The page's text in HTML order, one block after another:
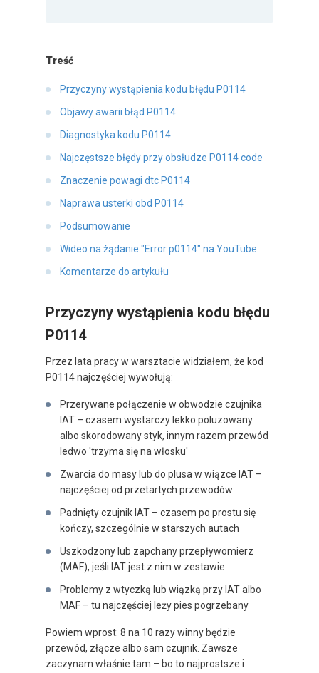
Treść
Przyczyny wystąpienia kodu błędu P0114
Objawy awarii błąd P0114
Diagnostyka kodu P0114
Najczęstsze błędy przy obsłudze P0114 code
Znaczenie powagi dtc P0114
Naprawa usterki obd P0114
Podsumowanie
Wideo na żądanie "Error p0114" na YouTube
Komentarze do artykułu
Przyczyny wystąpienia kodu błędu
P0114
Przez lata pracy w warsztacie widziałem, że kod
P0114 najczęściej wywołują:
Przerywane połączenie w obwodzie czujnika
IAT – czasem wystarczy lekko poluzowany
albo skorodowany styk, innym razem przewód
ledwo 'trzyma się na włosku'
Zwarcia do masy lub do plusa w wiązce IAT –
najczęściej od przetartych przewodów
Padnięty czujnik IAT – czasem po prostu się
kończy, szczególnie w starszych autach
Uszkodzony lub zapchany przepływomierz
(MAF), jeśli IAT jest z nim w zestawie
Problemy z wtyczką lub wiązką przy IAT albo
MAF – tu najczęściej leży pies pogrzebany
Powiem wprost: 8 na 10 razy winny będzie
przewód, złącze albo sam czujnik. Zawsze
zaczynam właśnie tam – bo to najprostsze i